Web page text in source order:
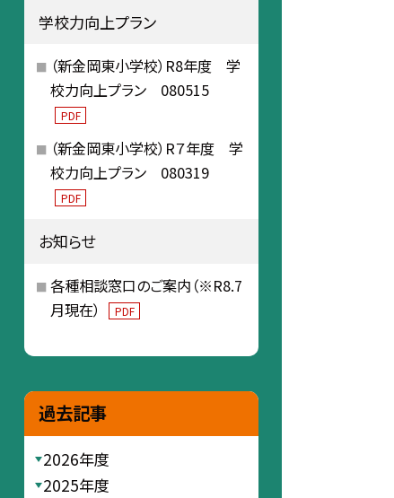
学校力向上プラン
（新金岡東小学校）R8年度 学
校力向上プラン 080515
PDF
（新金岡東小学校）R７年度 学
校力向上プラン 080319
PDF
お知らせ
各種相談窓口のご案内（※R8.7
月現在）
PDF
過去記事
2026年度
2025年度